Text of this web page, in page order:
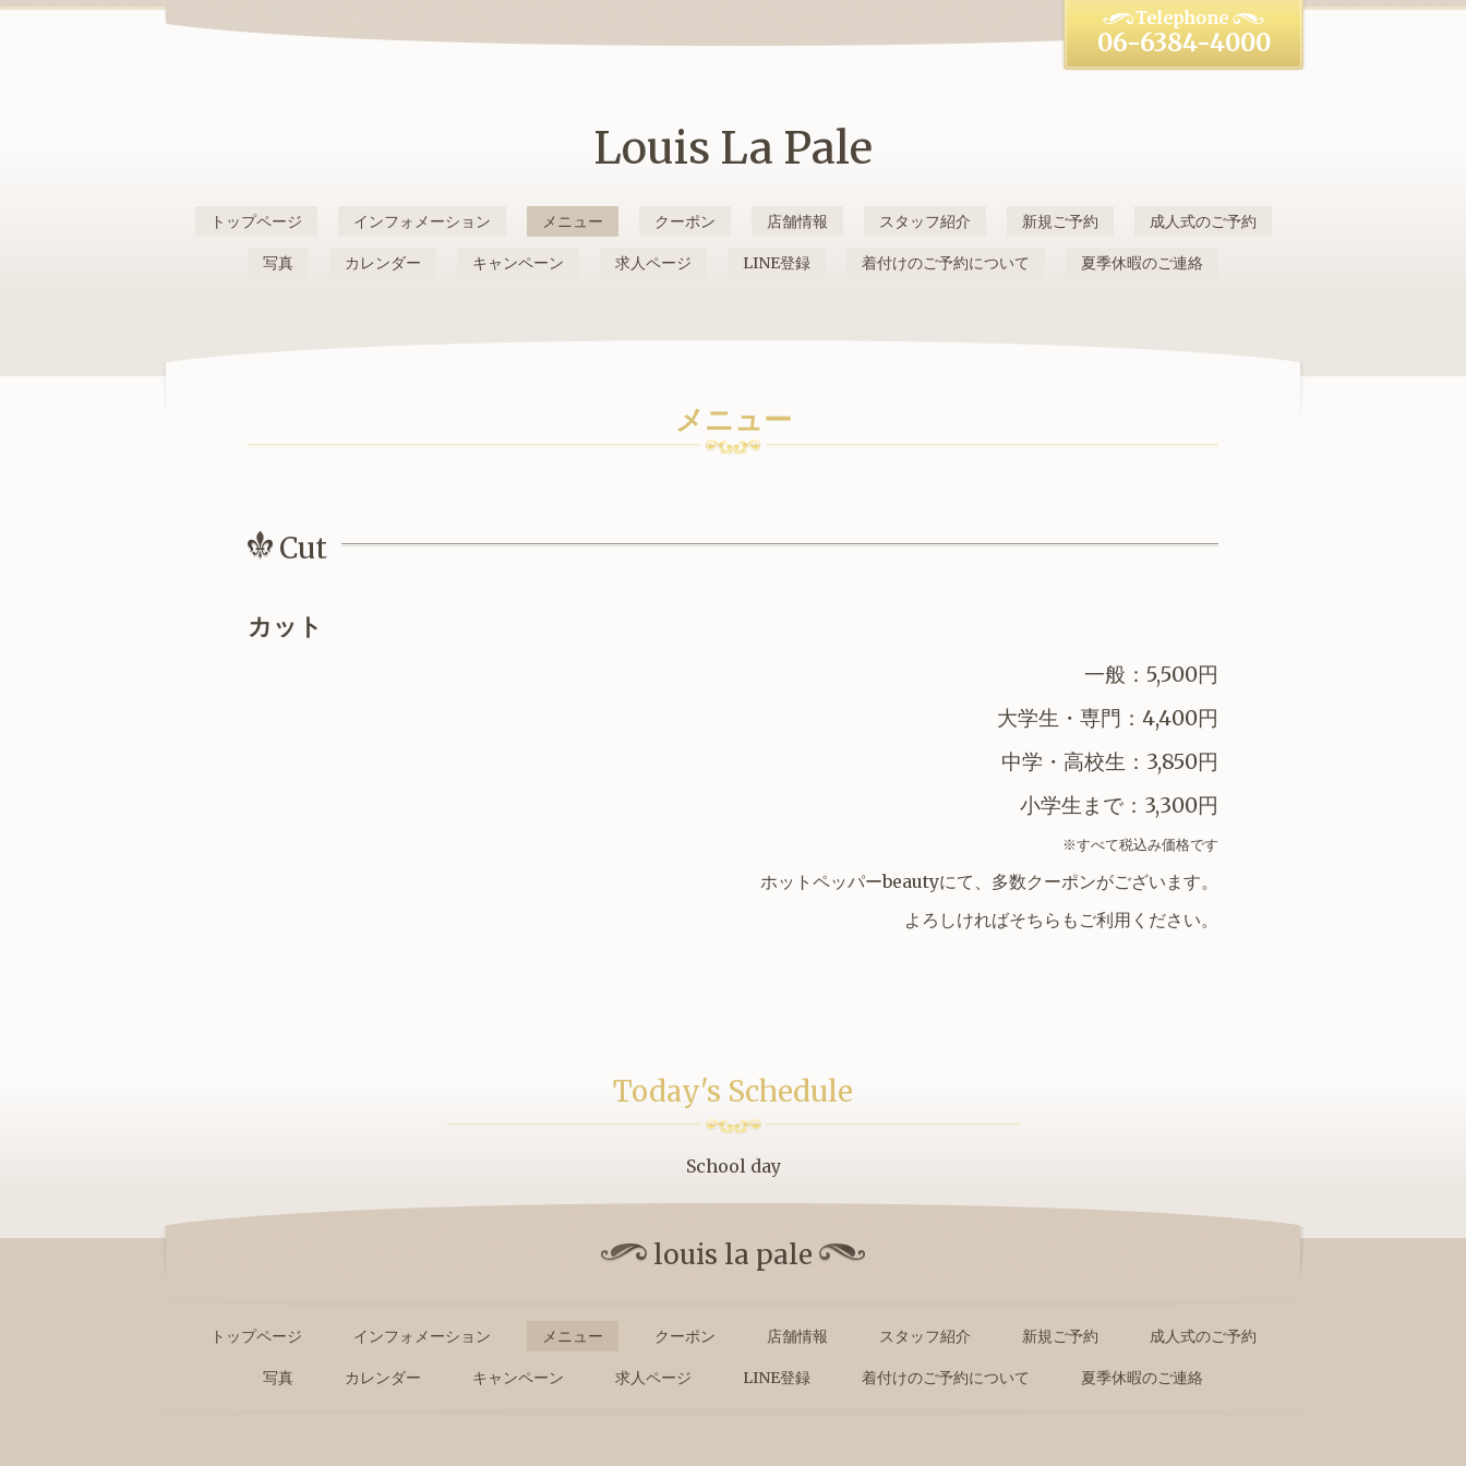
Louis La Pale
06-6384-4000
トップページ インフォメーション メニュー クーポン 店舗情報 スタッフ紹介 新規ご予約 成人式のご予約
写真 カレンダー キャンペーン 求人ページ LINE登録 着付けのご予約について 夏季休暇のご連絡
メニュー
Cut
カット
一般：5,500円
大学生・専門：4,400円
中学・高校生：3,850円
小学生まで：3,300円
※すべて税込み価格です
ホットペッパーbeautyにて、多数クーポンがございます。
よろしければそちらもご利用ください。
Today's Schedule
School day
louis la pale
トップページ インフォメーション メニュー クーポン 店舗情報 スタッフ紹介 新規ご予約 成人式のご予約
写真 カレンダー キャンペーン 求人ページ LINE登録 着付けのご予約について 夏季休暇のご連絡